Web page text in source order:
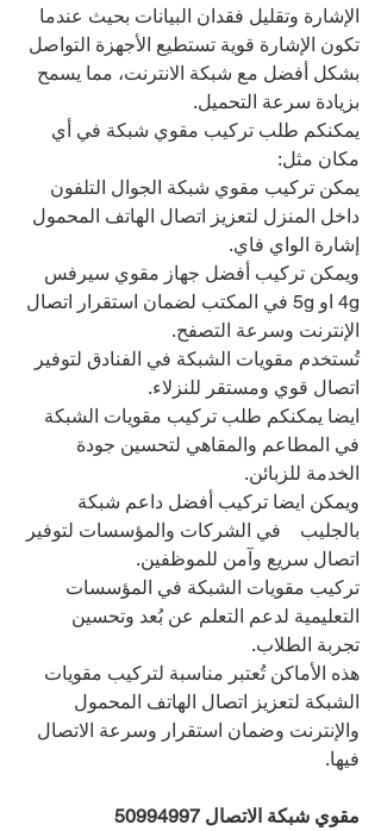
الإشارة وتقليل فقدان البيانات بحيث عندما
تكون الإشارة قوية تستطيع الأجهزة التواصل
بشكل أفضل مع شبكة الانترنت، مما يسمح
بزيادة سرعة التحميل.
يمكنكم طلب تركيب مقوي شبكة في أي
مكان مثل:
يمكن تركيب مقوي شبكة الجوال التلفون
داخل المنزل لتعزيز اتصال الهاتف المحمول
إشارة الواي فاي.
ويمكن تركيب أفضل جهاز مقوي سيرفس
4g او 5g في المكتب لضمان استقرار اتصال
الإنترنت وسرعة التصفح.
تُستخدم مقويات الشبكة في الفنادق لتوفير
اتصال قوي ومستقر للنزلاء.
ايضا يمكنكم طلب تركيب مقويات الشبكة
في المطاعم والمقاهي لتحسين جودة
الخدمة للزبائن.
ويمكن ايضا تركيب أفضل داعم شبكة
بالجليب    في الشركات والمؤسسات لتوفير
اتصال سريع وآمن للموظفين.
تركيب مقويات الشبكة في المؤسسات
التعليمية لدعم التعلم عن بُعد وتحسين
تجربة الطلاب.
هذه الأماكن تُعتبر مناسبة لتركيب مقويات
الشبكة لتعزيز اتصال الهاتف المحمول
والإنترنت وضمان استقرار وسرعة الاتصال
فيها.
مقوي شبكة الاتصال 50994997